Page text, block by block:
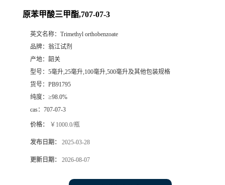
原苯甲酸三甲酯,707-07-3
英文名称： Trimethyl orthobenzoate
品牌： 翁江试剂
产地： 韶关
型号： 5毫升,25毫升,100毫升,500毫升及其他包装规格
货号： PB91795
纯度： ≥98.0%
cas： 707-07-3
价格： ￥1000.0/瓶
发布日期： 2025-03-28
更新日期： 2026-08-07